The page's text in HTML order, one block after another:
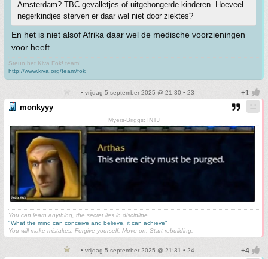
Amsterdam? TBC gevalletjes of uitgehongerde kinderen. Hoeveel
negerkindjes sterven er daar wel niet door ziektes?
En het is niet alsof Afrika daar wel de medische voorzieningen
voor heeft.
Steun het Kiva Fok! team!
http://www.kiva.org/team/fok
• vrijdag 5 september 2025 @ 21:30 • 23
monkyyy
Myers-Briggs: INTJ
You can learn anything, the secret lies in discipline.
"What the mind can conceive and believe, it can achieve"
You will make mistakes. Forgive yourself. Move on. Start rebuilding.
• vrijdag 5 september 2025 @ 21:31 • 24